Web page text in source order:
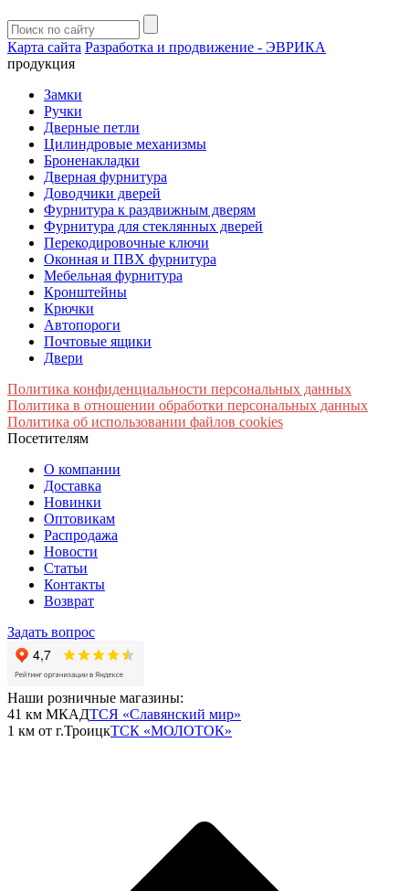
Карта сайта Разработка и продвижение - ЭВРИКА
продукция
Замки
Ручки
Дверные петли
Цилиндровые механизмы
Броненакладки
Дверная фурнитура
Доводчики дверей
Фурнитура к раздвижным дверям
Фурнитура для стеклянных дверей
Перекодировочные ключи
Оконная и ПВХ фурнитура
Мебельная фурнитура
Кронштейны
Крючки
Автопороги
Почтовые ящики
Двери
Политика конфиденциальности персональных данных
Политика в отношении обработки персональных данных
Политика об использовании файлов cookies
Посетителям
О компании
Доставка
Новинки
Оптовикам
Распродажа
Новости
Статьи
Контакты
Возврат
Задать вопрос
Наши розничные магазины:
41 км МКАДТСЯ «Славянский мир»
1 км от г.ТроицкТСК «МОЛОТОК»